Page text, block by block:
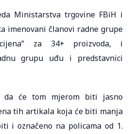
Ministarstva trgovine FBiH i
imenovani članovi radne grupe
za 34+ proizvoda, i
grupu uđu i predstavnici
da će tom mjerom biti jasno
tih artikala koja će biti manja
i označeno na policama od 1.